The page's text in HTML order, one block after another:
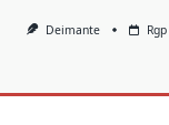
Deimante